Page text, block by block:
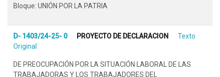
Bloque: UNIÓN POR LA PATRIA
D- 1403/24-25- 0 PROYECTO DE DECLARACION
Texto
Original
DE PREOCUPACIÓN POR LA SITUACIÓN LABORAL DE LAS
TRABAJADORAS Y LOS TRABAJADORES DEL